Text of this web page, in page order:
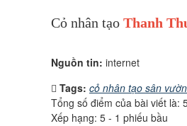
Cỏ nhân tạo Thanh
Nguồn tin: internet
Tags: cỏ nhân tạo sân
Tổng số điểm của bài viết là:
Xếp hạng: 5 - 1 phiếu bầu